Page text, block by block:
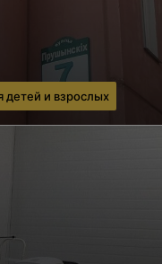
детей и взрослых